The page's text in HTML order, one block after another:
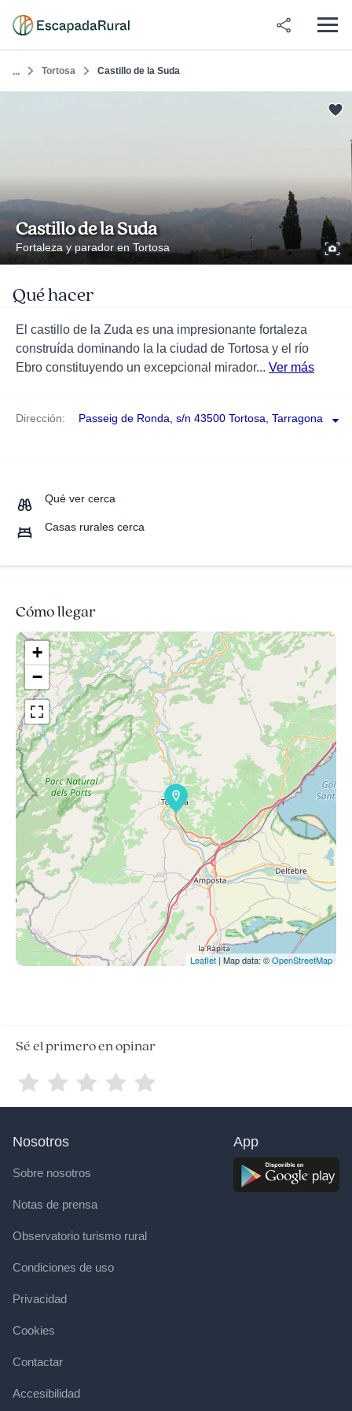
... Tortosa Castillo de la Suda
Castillo de la Suda
Fortaleza y parador en Tortosa
Qué hacer
El castillo de la Zuda es una impresionante fortaleza
construída dominando la la ciudad de Tortosa y el río
Ebro constituyendo un excepcional mirador... Ver más
Dirección: Passeig de Ronda, s/n 43500 Tortosa, Tarragona
Qué ver cerca
Casas rurales cerca
Cómo llegar
+
−
Leaflet | Map data: ©OpenStreetMap
Sé el primero en opinar
Nosotros
Sobre nosotros
Notas de prensa
Observatorio turismo rural
Condiciones de uso
Privacidad
Cookies
Contactar
Accesibilidad
App